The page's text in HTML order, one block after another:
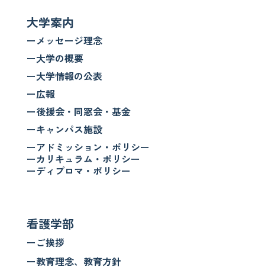
大学案内
ーメッセージ理念
ー大学の概要
ー大学情報の公表
ー広報
ー後援会・同窓会・基金
ーキャンパス施設
ーアドミッション・ポリシー
ーカリキュラム・ポリシー
ーディプロマ・ポリシー
看護学部
ーご挨拶
ー教育理念、教育方針